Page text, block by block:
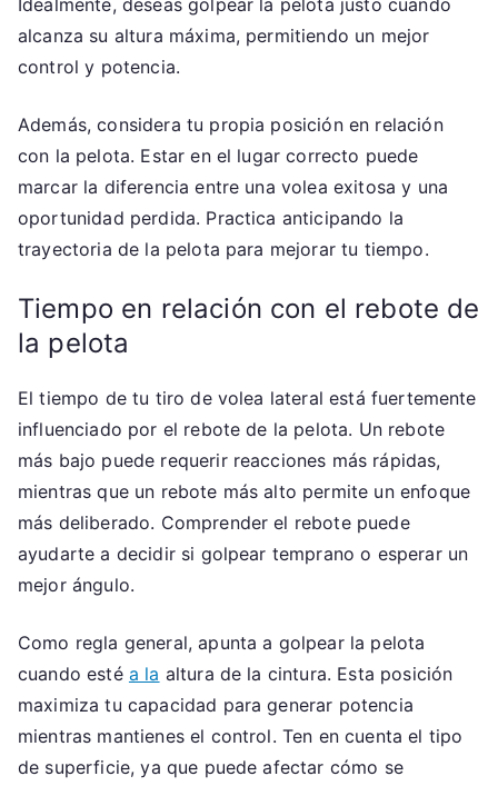
Idealmente, deseas golpear la pelota justo cuando
alcanza su altura máxima, permitiendo un mejor
control y potencia.
Además, considera tu propia posición en relación
con la pelota. Estar en el lugar correcto puede
marcar la diferencia entre una volea exitosa y una
oportunidad perdida. Practica anticipando la
trayectoria de la pelota para mejorar tu tiempo.
Tiempo en relación con el rebote de
la pelota
El tiempo de tu tiro de volea lateral está fuertemente
influenciado por el rebote de la pelota. Un rebote
más bajo puede requerir reacciones más rápidas,
mientras que un rebote más alto permite un enfoque
más deliberado. Comprender el rebote puede
ayudarte a decidir si golpear temprano o esperar un
mejor ángulo.
Como regla general, apunta a golpear la pelota
cuando esté a la altura de la cintura. Esta posición
maximiza tu capacidad para generar potencia
mientras mantienes el control. Ten en cuenta el tipo
de superficie, ya que puede afectar cómo se